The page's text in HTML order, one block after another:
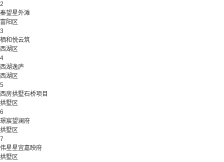
2
秦望星外滩
富阳区
3
栖和悦云筑
西湖区
4
西湖逸庐
西湖区
5
西房拱墅石桥项目
拱墅区
6
璟宸望澜府
拱墅区
7
伟星星宜嘉映府
拱墅区